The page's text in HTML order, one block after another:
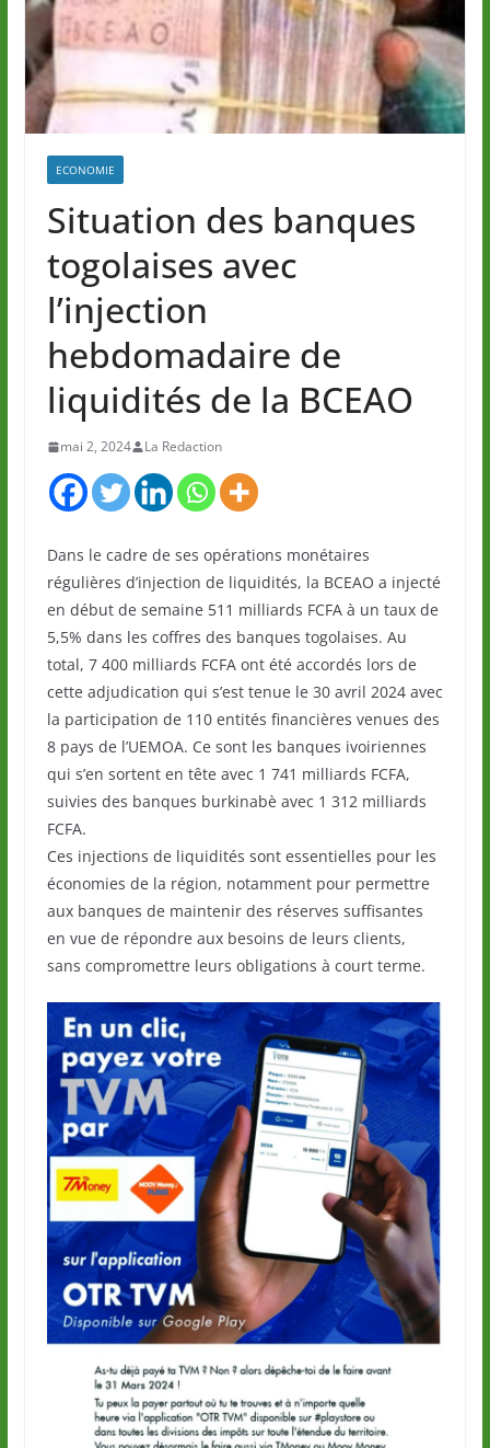
ECONOMIE
Situation des banques
togolaises avec
l’injection
hebdomadaire de
liquidités de la BCEAO
mai 2, 2024 La Redaction
Dans le cadre de ses opérations monétaires
régulières d’injection de liquidités, la BCEAO a injecté
en début de semaine 511 milliards FCFA à un taux de
5,5% dans les coffres des banques togolaises. Au
total, 7 400 milliards FCFA ont été accordés lors de
cette adjudication qui s’est tenue le 30 avril 2024 avec
la participation de 110 entités financières venues des
8 pays de l’UEMOA. Ce sont les banques ivoiriennes
qui s’en sortent en tête avec 1 741 milliards FCFA,
suivies des banques burkinabè avec 1 312 milliards
FCFA.
Ces injections de liquidités sont essentielles pour les
économies de la région, notamment pour permettre
aux banques de maintenir des réserves suffisantes
en vue de répondre aux besoins de leurs clients,
sans compromettre leurs obligations à court terme.